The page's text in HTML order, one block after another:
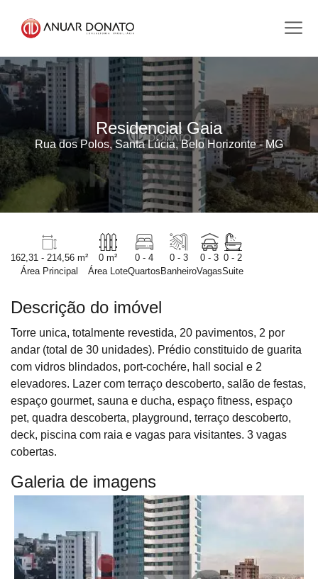
Residencial Gaia
Rua dos Polos, Santa Lúcia, Belo Horizonte - MG
162,31 - 214,56 m²
Área Principal
0 m²
Área Lote
0 - 4
Quartos
0 - 3
Banheiro
0 - 3
Vagas
0 - 2
Suite
Descrição do imóvel
Torre unica, totalmente revestida, 20 pavimentos, 2 por
andar (total de 30 unidades). Prédio constituido de guarita
com vidros blindados, port-cochére, hall social e 2
elevadores. Lazer com terraço descoberto, salão de festas,
espaço gourmet, sauna e ducha, espaço fitness, espaço
pet, quadra descoberta, playground, terraço descoberto,
deck, piscina com raia e vagas para visitantes. 3 vagas
cobertas.
Galeria de imagens